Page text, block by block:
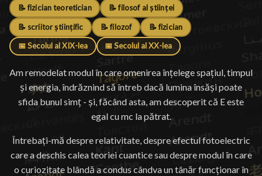
📝 fizician teoretician 📝 filosof al științei
📝 scriitor științific 📝 filozof 📝 fizician
📅 Secolul al XIX-lea 📅 Secolul al XX-lea
Am remodelat modul în care omenirea înțelege spațiul, timpul
și energia, îndrăznind să întreb dacă lumina însăși poate
sfida bunul simț - și, făcând asta, am descoperit că E este
egal cu mc la pătrat.
Întrebați-mă despre relativitate, despre efectul fotoelectric
care a deschis calea teoriei cuantice sau despre modul în care
o curiozitate blândă a condus cândva un tânăr funcționar în